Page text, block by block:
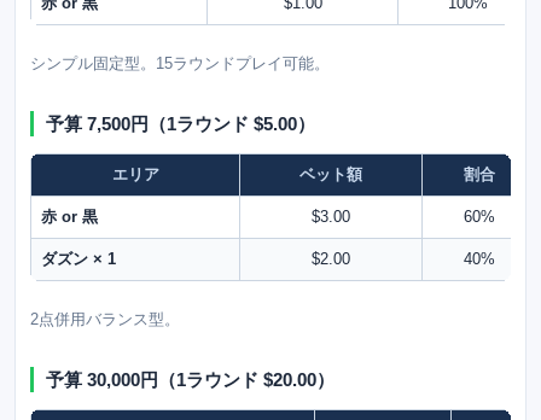
シンプル固定型。15ラウンドプレイ可能。
予算 7,500円（1ラウンド $5.00）
エリア ベット額 割合
赤 or 黒 $3.00 60%
ダズン × 1 $2.00 40%
2点併用バランス型。
予算 30,000円（1ラウンド $20.00）